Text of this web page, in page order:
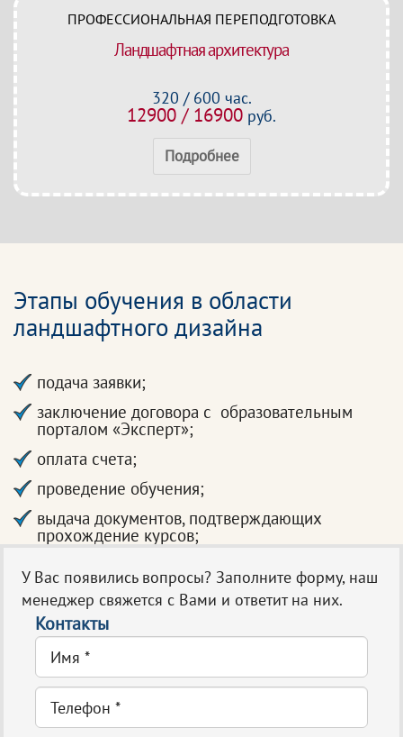
ПРОФЕССИОНАЛЬНАЯ ПЕРЕПОДГОТОВКА
Ландшафтная архитектура
320 / 600 час.
12900 / 16900 руб.
Подробнее
Этапы обучения в области
ландшафтного дизайна
подача заявки;
заключение договора с образовательным
порталом «Эксперт»;
оплата счета;
проведение обучения;
выдача документов, подтверждающих
прохождение курсов;
У Вас появились вопросы? Заполните форму, наш
менеджер свяжется с Вами и ответит на них.
Контакты